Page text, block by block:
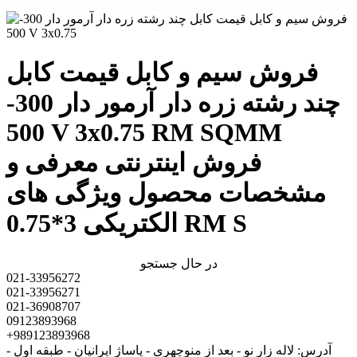
فروش سیم و کابل قیمت کابل
چند رشته زره دار آرمور دار 300-
500 V 3x0.75 RM SQMM
فروش اینترنتی معرفی و
مشخصات محصول ویژگی های
الکتریکی 3*0.75 RM S
در حال جستجو
021-33956272
021-33956271
021-36908707
09123893968
+989123893968
آدرس: لاله زار نو - بعد از منوچهری - پاساژ ایرانیان - طبقه اول -